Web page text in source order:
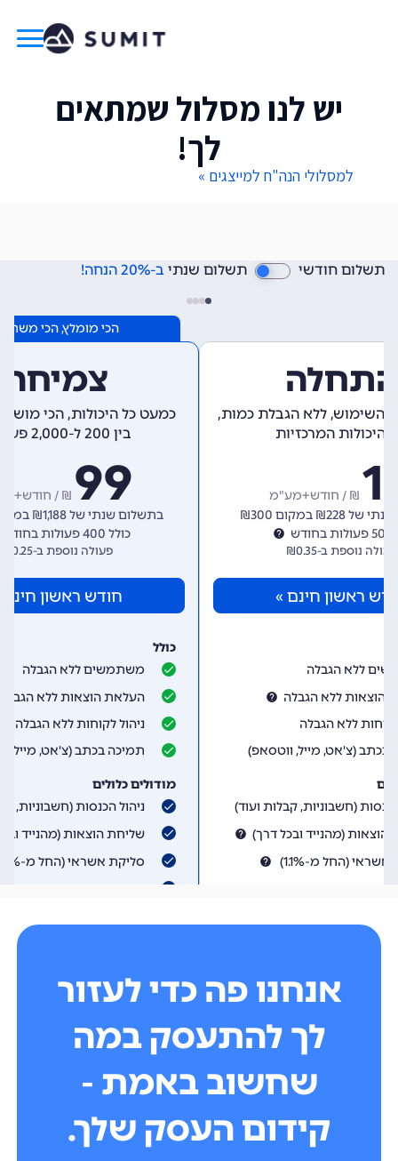
יש לנו מסלול שמתאים
לך!
למסלולי הנה"ח למייצגים »
אנחנו פה כדי לעזור
לך להתעסק במה
שחשוב באמת -
קידום העסק שלך.